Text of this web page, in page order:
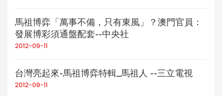
馬祖博弈「萬事不備，只有東風」？澳門官員：
發展博彩須通盤配套--中央社
2012-09-11
台灣亮起來-馬祖博弈特輯_馬祖人 --三立電視
2012-09-11